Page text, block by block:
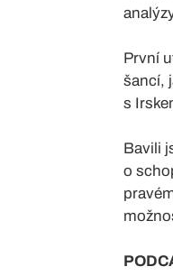
První
šancí,
s
Bavili
o